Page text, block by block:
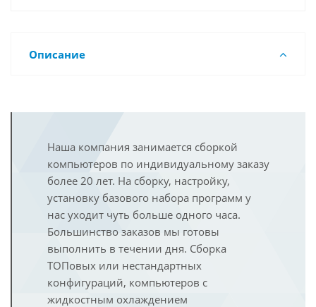
Описание
Наша компания занимается сборкой
компьютеров по индивидуальному заказу
более 20 лет. На сборку, настройку,
установку базового набора программ у
нас уходит чуть больше одного часа.
Большинство заказов мы готовы
выполнить в течении дня. Сборка
ТОПовых или нестандартных
конфигураций, компьютеров с
жидкостным охлаждением